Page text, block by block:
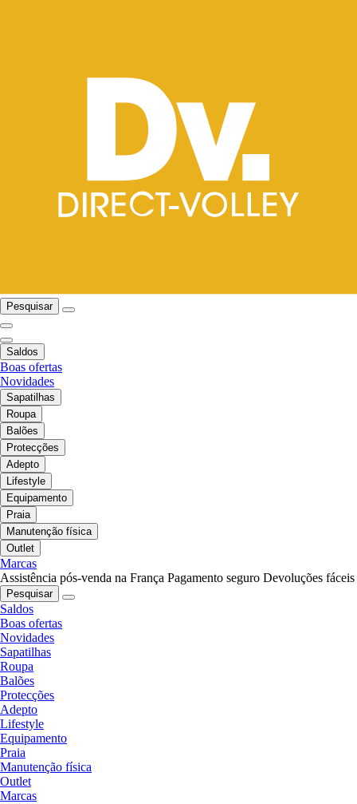
Pesquisar
Saldos
Boas ofertas
Novidades
Sapatilhas
Roupa
Balões
Protecções
Adepto
Lifestyle
Equipamento
Praia
Manutenção física
Outlet
Marcas
Assistência pós-venda na França Pagamento seguro Devoluções fáceis
Pesquisar
Saldos
Boas ofertas
Novidades
Sapatilhas
Roupa
Balões
Protecções
Adepto
Lifestyle
Equipamento
Praia
Manutenção física
Outlet
Marcas